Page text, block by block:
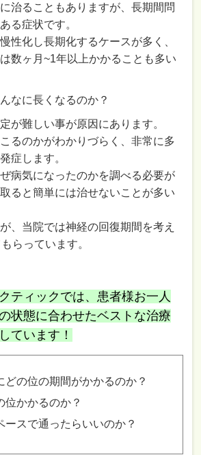
治ることもありますが、長期間問
る症状です。
性化し長期化するケースが多く、
数ヶ月~1年以上かかることも多い
なに長くなるのか？
が難しい事が原因にあります。
るのかがわかりづらく、非常に多
症します。
病気になったのかを調べる必要が
ると簡単には治せないことが多い
、当院では神経の回復期間を考え
らっています。
ティックでは、患者様お一人
状態に合わせたベストな治療
ています！
どの位の期間がかかるのか？
位かかるのか？
ースで通ったらいいのか？